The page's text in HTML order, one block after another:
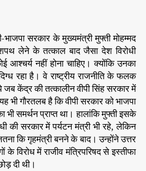
र
प
त्र
a
t
e
क
श्मी
र
:
य
ह
तो
हो
ना
ही
था
भाजपा सरकार के मुख्यमंत्री मुफ्ती मोहम्मद
लेने के तत्काल बाद जैसा देश विरोधी
आश्चर्य नहीं होना चाहिए। क्योंकि उनका
रहा है। वे राष्ट्रीय राजनीति के फलक
केंद्र की तत्कालीन वीपी सिंह सरकार में
भी गौरतलब है कि वीपी सरकार को भाजपा
भी समर्थन प्राप्त था। हालांकि मुफ्ती इसके
की सरकार में पर्यटन मंत्री भी रहे, लेकिन
कि गृहमंत्री बनने के बाद। उन्होंने उत्तर
विरोध में राजीव मंत्रिपरिषद से इस्तीफा
दी थी।